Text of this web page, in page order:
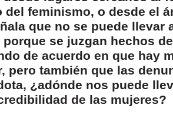
del feminismo, o desde el
que no se puede llevar
se juzgan hechos
de acuerdo en que hay
pero también que las
¿adónde nos puede
de las mujeres?